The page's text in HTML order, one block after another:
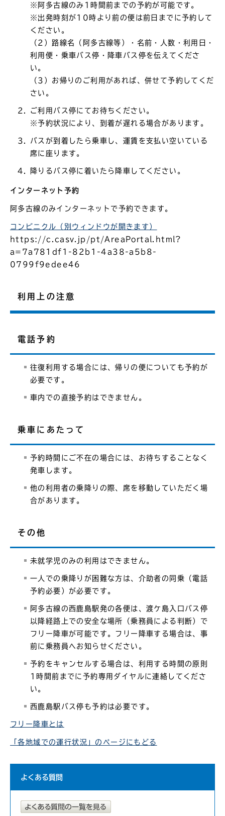
※阿多古線のみ1時間前までの予約が可能です。
※出発時刻が10時より前の便は前日までに予約して
ください。
（2）路線名（阿多古線等）・名前・人数・利用日・
利用便・乗車バス停・降車バス停を伝えてくださ
い。
（3）お帰りのご利用があれば、併せて予約してくだ
さい。
ご利用バス停にてお待ちください。
※予約状況により、到着が遅れる場合があります。
バスが到着したら乗車し、運賃を支払い空いている
席に座ります。
降りるバス停に着いたら降車してください。
インターネット予約
阿多古線のみインターネットで予約できます。
コンビニクル（別ウィンドウが開きます）
https://c.casv.jp/pt/AreaPortal.html?
a=7a781df1-82b1-4a38-a5b8-
0799f9edee46
利用上の注意
電話予約
往復利用する場合には、帰りの便についても予約が
必要です。
車内での直接予約はできません。
乗車にあたって
予約時間にご不在の場合には、お待ちすることなく
発車します。
他の利用者の乗降りの際、席を移動していただく場
合があります。
その他
未就学児のみの利用はできません。
一人での乗降りが困難な方は、介助者の同乗（電話
予約必要）が必要です。
阿多古線の西鹿島駅発の各便は、渡ケ島入口バス停
以降経路上での安全な場所（乗務員による判断）で
フリー降車が可能です。フリー降車する場合は、事
前に乗務員へお知らせください。
予約をキャンセルする場合は、利用する時間の原則
1時間前までに予約専用ダイヤルに連絡してくださ
い。
西鹿島駅バス停も予約は必要です。
フリー降車とは
「各地域での運行状況」のページにもどる
よくある質問